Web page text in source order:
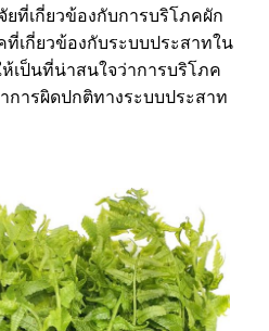
ที่เกี่ยวข้องกับการบริโภคผัก
เกี่ยวข้องกับระบบประสาทใน
เป็นที่น่าสนใจว่าการบริโภค
การผิดปกติทางระบบประสาท